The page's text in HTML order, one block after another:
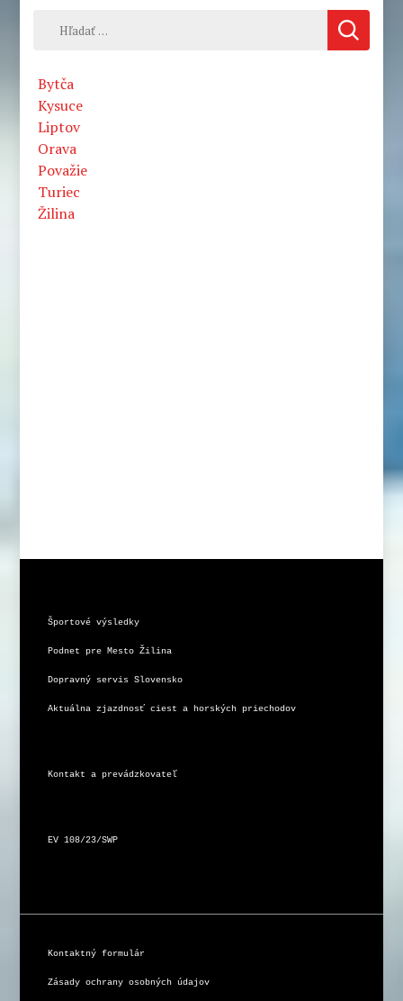
Hľadať:
Bytča
Kysuce
Liptov
Orava
Považie
Turiec
Žilina
Športové výsledky
Podnet pre Mesto Žilina
Dopravný servis Slovensko
Aktuálna zjazdnosť ciest a horských priechodov
Kontakt a prevádzkovateľ
EV 108/23/SWP
Kontaktný formulár
Zásady ochrany osobných údajov